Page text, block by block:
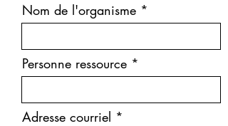
Nom de l'organisme
Personne ressource
Adresse courriel